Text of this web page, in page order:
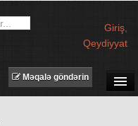
Giriş
Qeydiyyat
Məqalə göndərin